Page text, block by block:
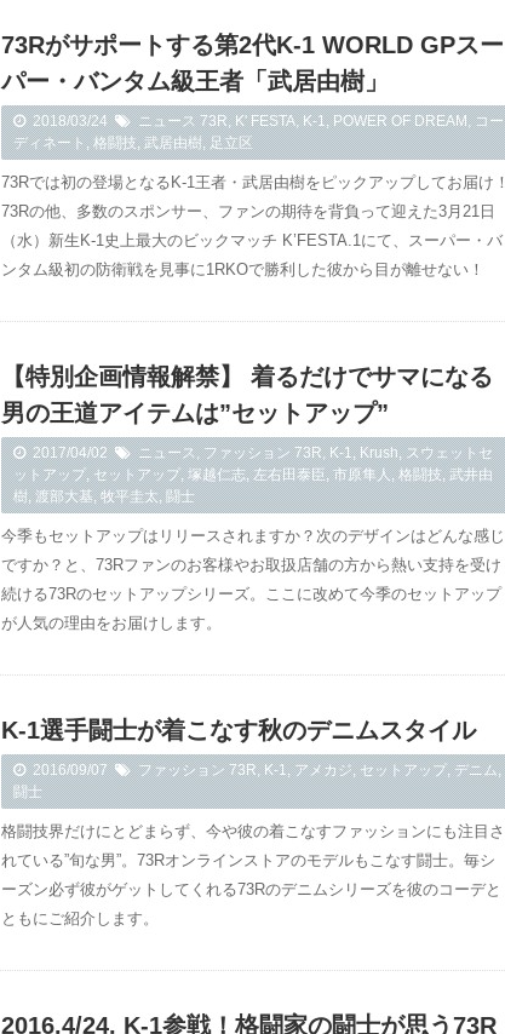
73Rがサポートする第2代K-1 WORLD GPスー
パー・バンタム級王者「武居由樹」
2018/03/24 ニュース 73R,K' FESTA,K-1,POWER OF DREAM,コー
ディネート,格闘技,武居由樹,足立区
73Rでは初の登場となるK-1王者・武居由樹をピックアップしてお届け！
73Rの他、多数のスポンサー、ファンの期待を背負って迎えた3月21日
（水）新生K-1史上最大のビックマッチ K’FESTA.1にて、スーパー・バ
ンタム級初の防衛戦を見事に1RKOで勝利した彼から目が離せない！
【特別企画情報解禁】 着るだけでサマになる
男の王道アイテムは”セットアップ”
2017/04/02 ニュース,ファッション 73R,K-1,Krush,スウェットセ
ットアップ,セットアップ,塚越仁志,左右田泰臣,市原隼人,格闘技,武井由
樹,渡部大基,牧平圭太,闘士
今季もセットアップはリリースされますか？次のデザインはどんな感じ
ですか？と、73Rファンのお客様やお取扱店舗の方から熱い支持を受け
続ける73Rのセットアップシリーズ。ここに改めて今季のセットアップ
が人気の理由をお届けします。
K-1選手闘士が着こなす秋のデニムスタイル
2016/09/07 ファッション 73R,K-1,アメカジ,セットアップ,デニム,
闘士
格闘技界だけにとどまらず、今や彼の着こなすファッションにも注目さ
れている”旬な男”。73Rオンラインストアのモデルもこなす闘士。毎シ
ーズン必ず彼がゲットしてくれる73Rのデニムシリーズを彼のコーデと
ともにご紹介します。
2016.4/24. K-1参戦！格闘家の闘士が思う73R